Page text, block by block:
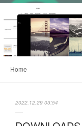
Home
2022.12.29 03:54